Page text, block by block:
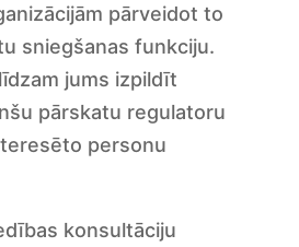
pārveidot to
sniegšanas funkciju.
jums izpildīt
pārskatu regulatoru
personu
konsultāciju